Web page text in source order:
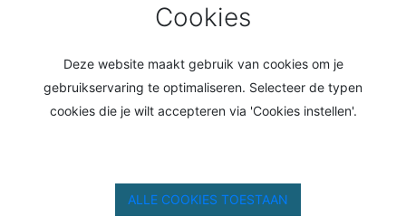
Cookies
Deze website maakt gebruik van cookies om je
gebruikservaring te optimaliseren. Selecteer de typen
cookies die je wilt accepteren via 'Cookies instellen'.
ALLE COOKIES TOESTAAN